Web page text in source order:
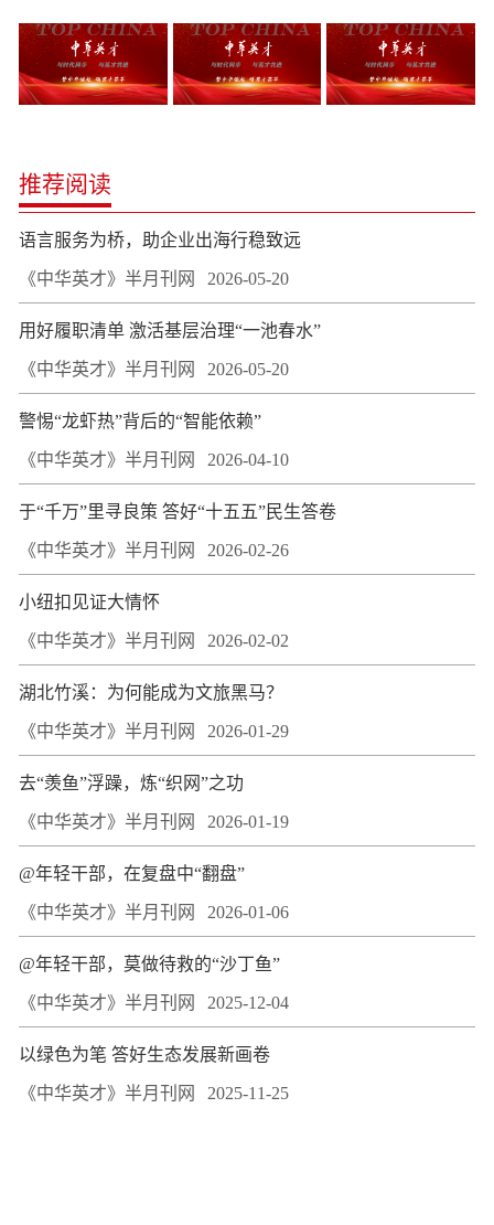
推荐阅读
语言服务为桥，助企业出海行稳致远
《中华英才》半月刊网 2026-05-20
用好履职清单 激活基层治理“一池春水”
《中华英才》半月刊网 2026-05-20
警惕“龙虾热”背后的“智能依赖”
《中华英才》半月刊网 2026-04-10
于“千万”里寻良策 答好“十五五”民生答卷
《中华英才》半月刊网 2026-02-26
小纽扣见证大情怀
《中华英才》半月刊网 2026-02-02
湖北竹溪：为何能成为文旅黑马？
《中华英才》半月刊网 2026-01-29
去“羡鱼”浮躁，炼“织网”之功
《中华英才》半月刊网 2026-01-19
@年轻干部，在复盘中“翻盘”
《中华英才》半月刊网 2026-01-06
@年轻干部，莫做待救的“沙丁鱼”
《中华英才》半月刊网 2025-12-04
以绿色为笔 答好生态发展新画卷
《中华英才》半月刊网 2025-11-25